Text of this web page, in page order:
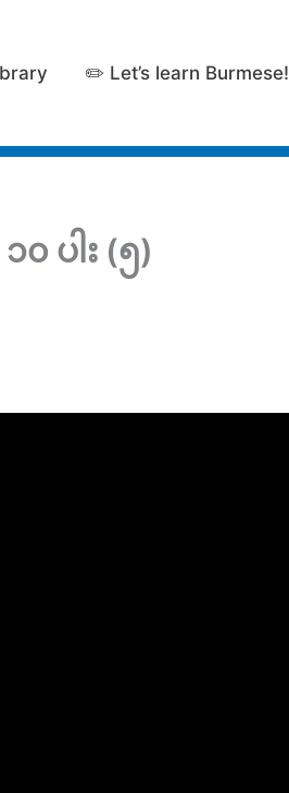
✏️ Let’s learn Burmese!
ပါး (၅)